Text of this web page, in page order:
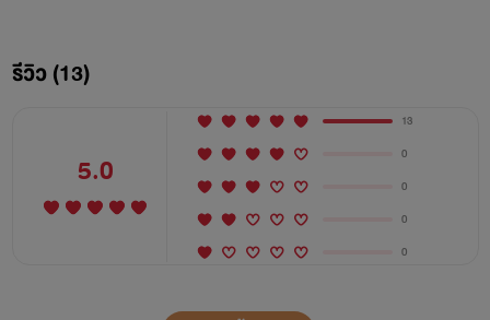
รีวิว (13)
5.0
13
0
0
0
0